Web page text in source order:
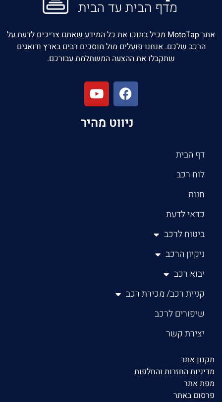
אתר MotoTap מכיל בתוכו את כל המידע שאתם צריכים לדעת על
הרכב שלכם. אנחנו פועלים מול מוסכים רבים בארץ ודואגים
שתקבלו את ההצעה המשתלמת עבורכם.
ניווט מהיר
דף הבית
לוח רכב
חנות
כדאי לדעת
ביטוח לרכב
ניקיון הרכב
יבוא רכב
קניית רכב/ מכירת רכב
שיפורים לרכב
יצירת קשר
תקנון אתר
מדיניות החזרות והחלפות
מפת אתר
פרסום באתר